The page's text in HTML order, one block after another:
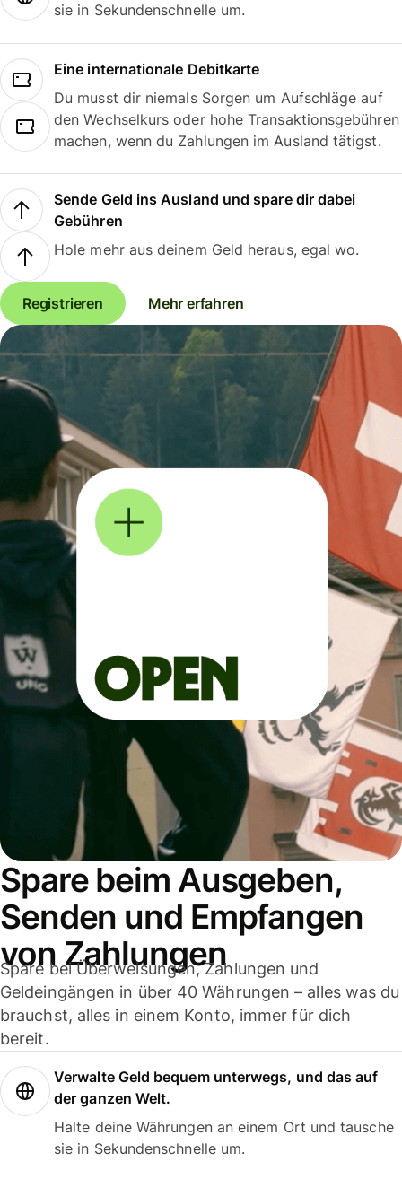
sie in Sekundenschnelle um.
Eine internationale Debitkarte
Du musst dir niemals Sorgen um Aufschläge auf
den Wechselkurs oder hohe Transaktionsgebühren
machen, wenn du Zahlungen im Ausland tätigst.
Sende Geld ins Ausland und spare dir dabei
Gebühren
Hole mehr aus deinem Geld heraus, egal wo.
Registrieren Mehr erfahren
Spare beim Ausgeben,
Senden und Empfangen
von Zahlungen
Spare bei Überweisungen, Zahlungen und
Geldeingängen in über 40 Währungen – alles was du
brauchst, alles in einem Konto, immer für dich
bereit.
Verwalte Geld bequem unterwegs, und das auf
der ganzen Welt.
Halte deine Währungen an einem Ort und tausche
sie in Sekundenschnelle um.